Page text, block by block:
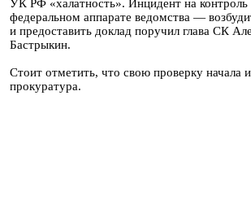
УК РФ «халатность». Инцидент на контроль
федеральном аппарате ведомства —
и предоставить доклад поручил глава СК
Бастрыкин.
Стоит отметить, что свою проверку начала
прокуратура.